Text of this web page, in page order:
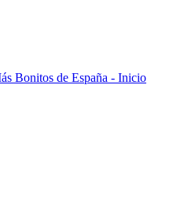
Bonitos de España - Inicio